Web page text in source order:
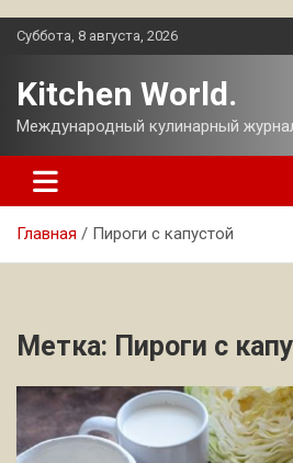
Перейти
Суббота, 8 августа, 2026
Kitchen World.
Международный кулинарный
Главная Пироги с капустой
Метка: Пироги с